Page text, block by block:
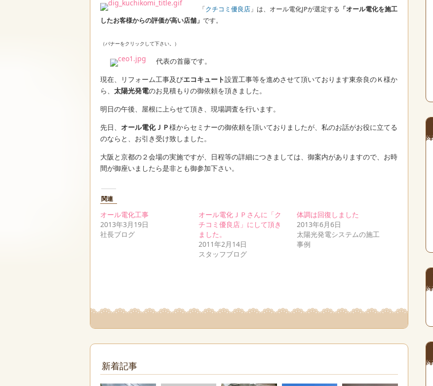
「クチコミ優良店 」は、オール電化JPが選定する 「オール電化を施工
したお客様からの評価が高い店舗」 です。
（バナーをクリックして下さい。）
代表の首藤です。
現在、リフォーム工事及びエコキュート設置工事等を進めさせて頂いております東奈良のＫ様か
ら、 太陽光発電のお見積もりの御依頼を頂きました。
明日の午後、屋根に上らせて頂き、現場調査を行います。
先日、 オール電化ＪＰ様からセミナーの御依頼を頂いておりましたが、私のお話がお役に立てる
のならと、お引き受け致しました。
大阪と京都の２会場の実施ですが、日程等の詳細につきましては、御案内がありますので、お時
間が御座いましたら是非とも御参加下さい。
関連
オール電化工事
2013年3月19日
社長ブログ
オール電化ＪＰさんに「ク
チコミ優良店」にして頂き
ました。
2011年2月14日
スタッフブログ
体調は回復しました
2013年6月6日
太陽光発電システムの施工
事例
新着記事